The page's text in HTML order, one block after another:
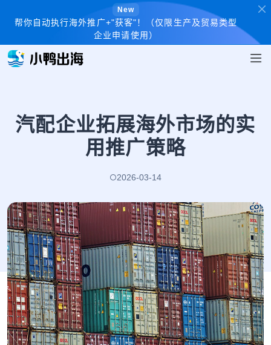
New
帮你自动执行海外推广+"获客"！（仅限生产及贸易类型
企业申请使用）
汽配企业拓展海外市场的实
用推广策略
2026-03-14